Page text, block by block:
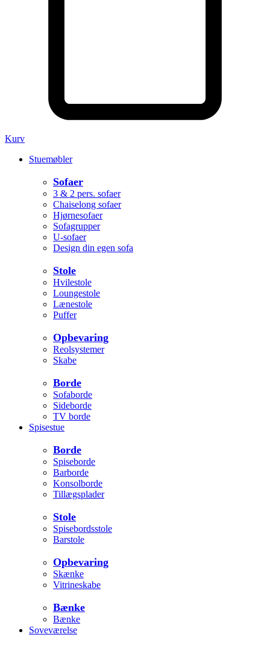
Kurv
Stuemøbler
Sofaer
3 & 2 pers. sofaer
Chaiselong sofaer
Hjørnesofaer
Sofagrupper
U-sofaer
Design din egen sofa
Stole
Hvilestole
Loungestole
Lænestole
Puffer
Opbevaring
Reolsystemer
Skabe
Borde
Sofaborde
Sideborde
TV borde
Spisestue
Borde
Spiseborde
Barborde
Konsolborde
Tillægsplader
Stole
Spisebordsstole
Barstole
Opbevaring
Skænke
Vitrineskabe
Bænke
Bænke
Soveværelse